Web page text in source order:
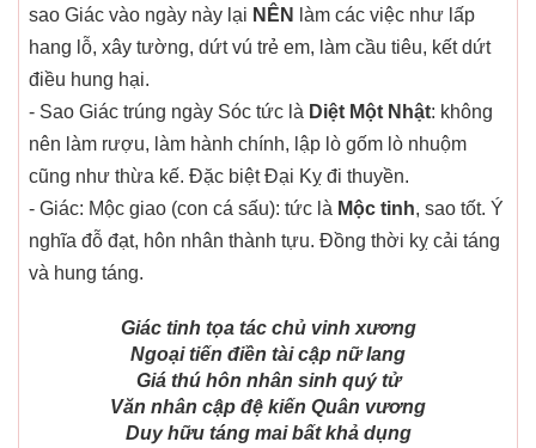
sao Giác vào ngày này lại NÊN
làm các việc như lấp
hang lỗ, xây tường, dứt vú trẻ em, làm cầu tiêu, kết dứt
điều hung hại.
- Sao Giác trúng ngày Sóc tức là Diệt Một Nhật: không
nên làm rượu, làm hành chính, lập lò gốm lò nhuộm
cũng như thừa kế. Đặc biệt Đại Kỵ đi thuyền.
- Giác: Mộc giao (con cá sấu): tức là Mộc tinh, sao tốt. Ý
nghĩa đỗ đạt, hôn nhân thành tựu. Đồng thời kỵ cải táng
và hung táng.
Giác tinh tọa tác chủ vinh xương
Ngoại tiến điền tài cập nữ lang
Giá thú hôn nhân sinh quý tử
Văn nhân cập đệ kiến Quân vương
Duy hữu táng mai bất khả dụng